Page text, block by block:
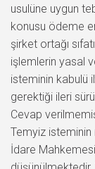
usulüne uygun
konusu ödeme
şirket ortağı
işlemlerin yasal
isteminin kabulü
gerektiği ileri
Cevap
Temyiz
İdare